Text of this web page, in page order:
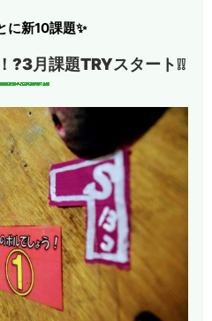
に新10課題✨
月課題TRYスタート❕❕